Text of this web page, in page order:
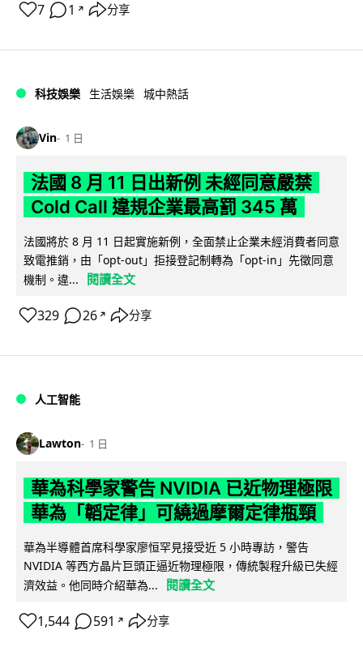
7 1 ↗ 分享
科技娛樂 生活娛樂 城中熱話
Vin 1 日
法國 8 月 11 日出新例 未經同意嚴禁
Cold Call 違規企業最高罰 345 萬
法國將於 8 月 11 日起實施新例，全面禁止企業未經消費者同意
致電推銷，由「opt-out」拒接登記制轉為「opt-in」先徵同意
機制。違...
閱讀全文
329 26 ↗ 分享
人工智能
Lawton 1 日
華為科學家警告 NVIDIA 已近物理極限
華為「韜定律」可繞過摩爾定律瓶頸
華為半導體首席科學家廖恒罕見接受近 5 小時專訪，警告
NVIDIA 等西方晶片巨頭正逼近物理極限，傳統製程升級已失經
濟效益。他同時介紹華為...
閱讀全文
1,544 591 ↗ 分享